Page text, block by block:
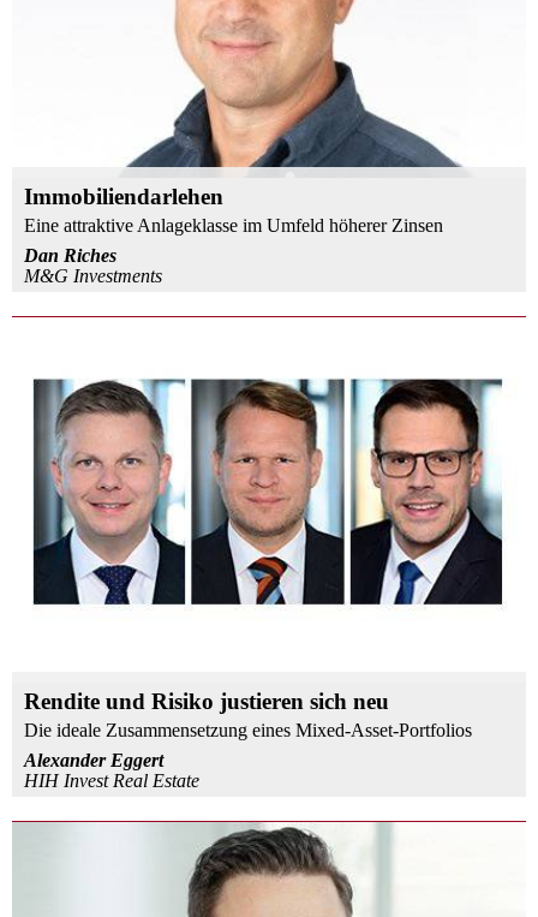
Immobiliendarlehen
Eine attraktive Anlageklasse im Umfeld höherer Zinsen
Dan Riches
M&G Investments
Rendite und Risiko justieren sich neu
Die ideale Zusammensetzung eines Mixed-Asset-Portfolios
Alexander Eggert
HIH Invest Real Estate